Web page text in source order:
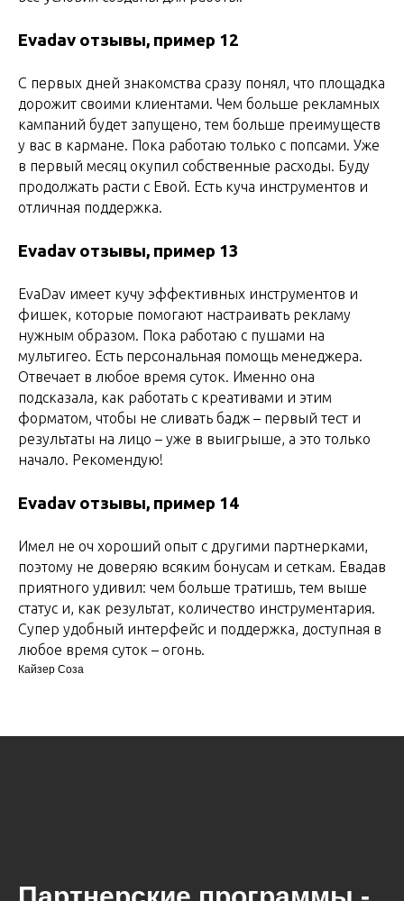
Evadav отзывы, пример 12
С первых дней знакомства сразу понял, что площадка
дорожит своими клиентами. Чем больше рекламных
кампаний будет запущено, тем больше преимуществ
у вас в кармане. Пока работаю только с попсами. Уже
в первый месяц окупил собственные расходы. Буду
продолжать расти с Евой. Есть куча инструментов и
отличная поддержка.
Evadav отзывы, пример 13
EvaDav имеет кучу эффективных инструментов и
фишек, которые помогают настраивать рекламу
нужным образом. Пока работаю с пушами на
мультигео. Есть персональная помощь менеджера.
Отвечает в любое время суток. Именно она
подсказала, как работать с креативами и этим
форматом, чтобы не сливать бадж – первый тест и
результаты на лицо – уже в выигрыше, а это только
начало. Рекомендую!
Evadav отзывы, пример 14
Имел не оч хороший опыт с другими партнерками,
поэтому не доверяю всяким бонусам и сеткам. Евадав
приятного удивил: чем больше тратишь, тем выше
статус и, как результат, количество инструментария.
Супер удобный интерфейс и поддержка, доступная в
любое время суток – огонь.
Кайзер Соза